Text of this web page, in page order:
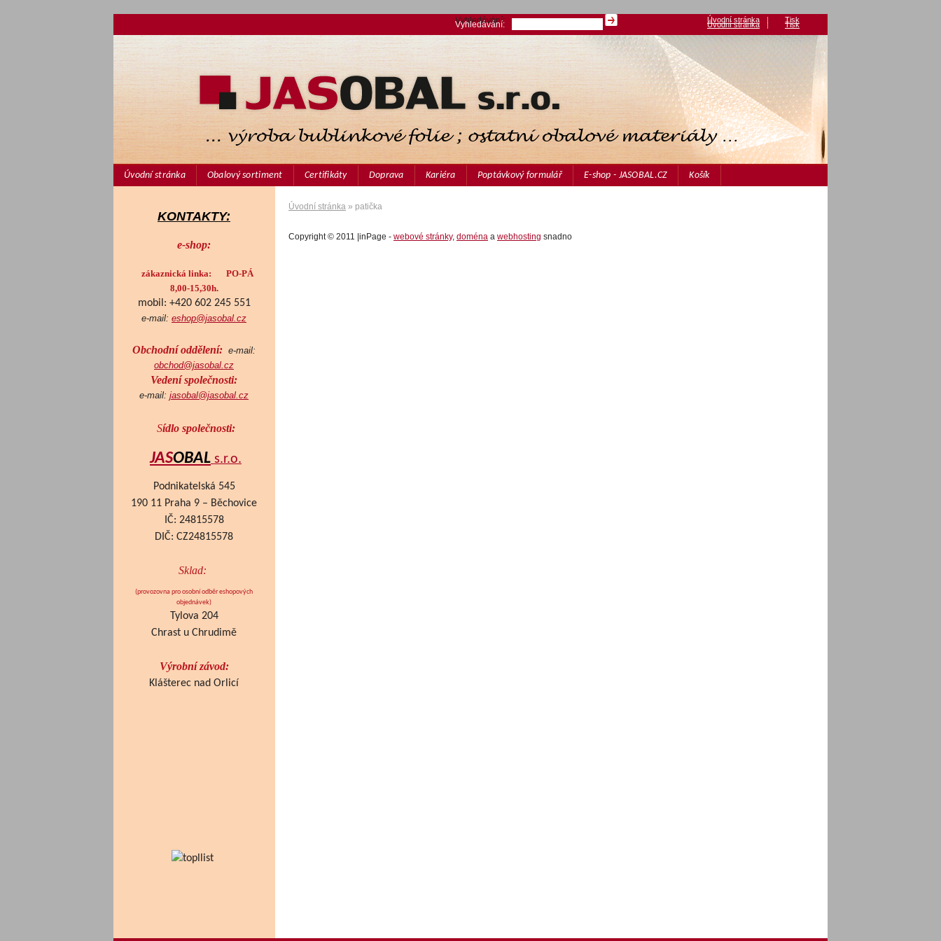
Úvodní stránka Obalový sortiment Certifikáty Doprava Kariéra Poptávkový formulář E-shop - JASOBAL.CZ Košík
Úvodní stránka » patička
Copyright © 2011 inPage - webové stránky, doména a webhosting snadno
Vyhledávání: Úvodní stránka | Tisk
KONTAKTY:
e-shop:
zákaznická linka: PO-PÁ
8,00-15,30h.
mobil: +420 602 245 551
e-mail: eshop@jasobal.cz
Obchodní oddělení: e-mail:
obchod@jasobal.cz
Vedení společnosti:
e-mail: jasobal@jasobal.cz
Sídlo společnosti:
JASOBAL s.r.o.
Podnikatelská 545
190 11 Praha 9 – Běchovice
IČ: 24815578
DIČ: CZ24815578
Sklad:
(provozovna pro osobní odběr eshopových
objednávek)
Tylova 204
Chrast u Chrudimě
Výrobní závod:
Klášterec nad Orlicí
Vyhledávání: Úvodní stránka Tisk